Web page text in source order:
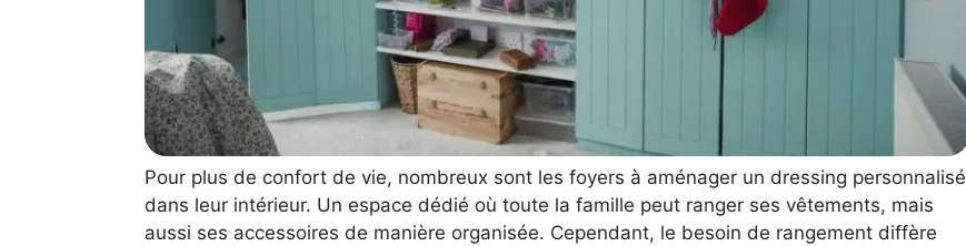
Pour plus de confort de vie, nombreux sont les foyers à aménager un dressing personnalisé
dans leur intérieur. Un espace dédié où toute la famille peut ranger ses vêtements, mais
aussi ses accessoires de manière organisée. Cependant, le besoin de rangement diffère